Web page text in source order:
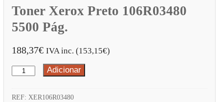
Toner Xerox Preto 106R03480
5500 Pág.
188,37€ IVA inc. (153,15€)
Quantidade
Toner
Adicionar
REF: XER106R03480